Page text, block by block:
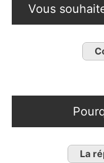
Vous
La